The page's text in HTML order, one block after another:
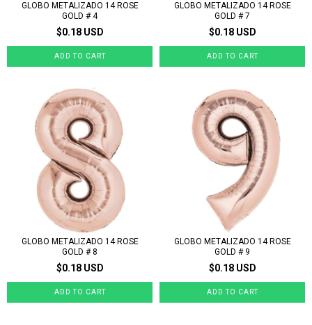
GLOBO METALIZADO 14 ROSE
GOLD # 4
$0.18 USD
GLOBO METALIZADO 14 ROSE
GOLD # 7
$0.18 USD
GLOBO METALIZADO 14 ROSE
GOLD # 8
$0.18 USD
GLOBO METALIZADO 14 ROSE
GOLD # 9
$0.18 USD